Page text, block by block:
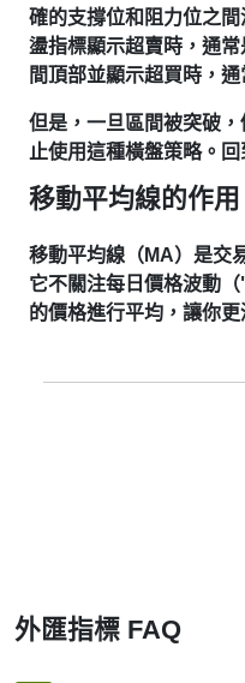
確的支撐位和阻力位之
盪指標顯示超賣時，通
間頂部並顯示超買時，
但是，一旦區間被突破
止使用這種橫盤策略。
移動平均線的作用
移動平均線（MA）是交
它不關注每日價格波動
的價格進行平均，讓你
它並不能預測價格
時，這些均線尤為重
況下，波動會誤導交
外匯指標 FAQ